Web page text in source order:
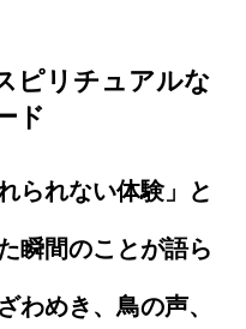
ピリチュアルな
ド
られない体験」と
瞬間のことが語ら
わめき、鳥の声、